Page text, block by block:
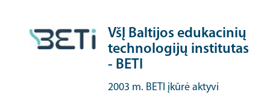
VšĮ Baltijos edukacinių
technologijų institutas
- BETI
2003 m. BETI įkūrė aktyvi